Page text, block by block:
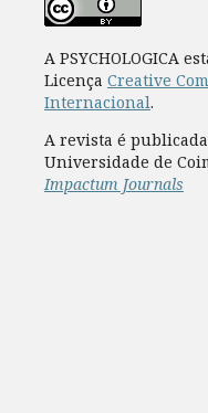
A PSYCHOLOGICA
Licença Creative
Internacional.
A revista é
Universidade de
Impactum Journals